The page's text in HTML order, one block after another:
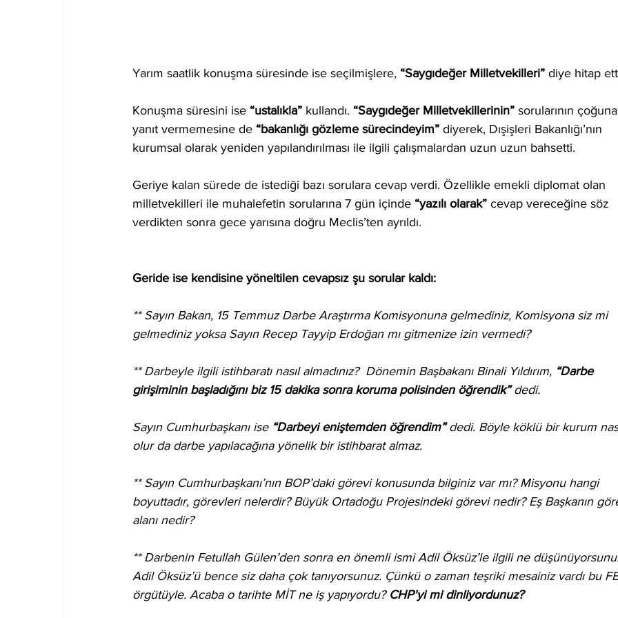
Yarım saatlik konuşma süresinde ise seçilmişlere, “Saygıdeğer Milletvekilleri” diye hitap
Konuşma süresini ise “ustalıkla” kullandı. “Saygıdeğer Milletvekillerinin” sorularının
yanıt vermemesine de “bakanlığı gözleme sürecindeyim” diyerek, Dışişleri Bakanlığı’nın
kurumsal olarak yeniden yapılandırılması ile ilgili çalışmalardan uzun uzun bahsetti.
Geriye kalan sürede de istediği bazı sorulara cevap verdi. Özellikle emekli diplomat olan
milletvekilleri ile muhalefetin sorularına 7 gün içinde “yazılı olarak” cevap vereceğine söz
verdikten sonra gece yarısına doğru Meclis’ten ayrıldı.
Geride ise kendisine yöneltilen cevapsız şu sorular kaldı:
** Sayın Bakan, 15 Temmuz Darbe Araştırma Komisyonuna gelmediniz, Komisyona siz mi
gelmediniz yoksa Sayın Recep Tayyip Erdoğan mı gitmenize izin vermedi?
** Darbeyle ilgili istihbaratı nasıl almadınız?  Dönemin Başbakanı Binali Yıldırım, “Darbe
girişiminin başladığını biz 15 dakika sonra koruma polisinden öğrendik” dedi.
Sayın Cumhurbaşkanı ise “Darbeyi eniştemden öğrendim” dedi. Böyle köklü bir kurum
olur da darbe yapılacağına yönelik bir istihbarat almaz.
** Sayın Cumhurbaşkanı’nın BOP’daki görevi konusunda bilginiz var mı? Misyonu hangi
boyuttadır, görevleri nelerdir? Büyük Ortadoğu Projesindeki görevi nedir? Eş Başkanın
alanı nedir?
** Darbenin Fetullah Gülen’den sonra en önemli ismi Adil Öksüz’le ilgili ne
Adil Öksüz’ü bence siz daha çok tanıyorsunuz. Çünkü o zaman teşriki mesainiz vardı bu
örgütüyle. Acaba o tarihte MİT ne iş yapıyordu? CHP'yi mi dinliyordunuz?